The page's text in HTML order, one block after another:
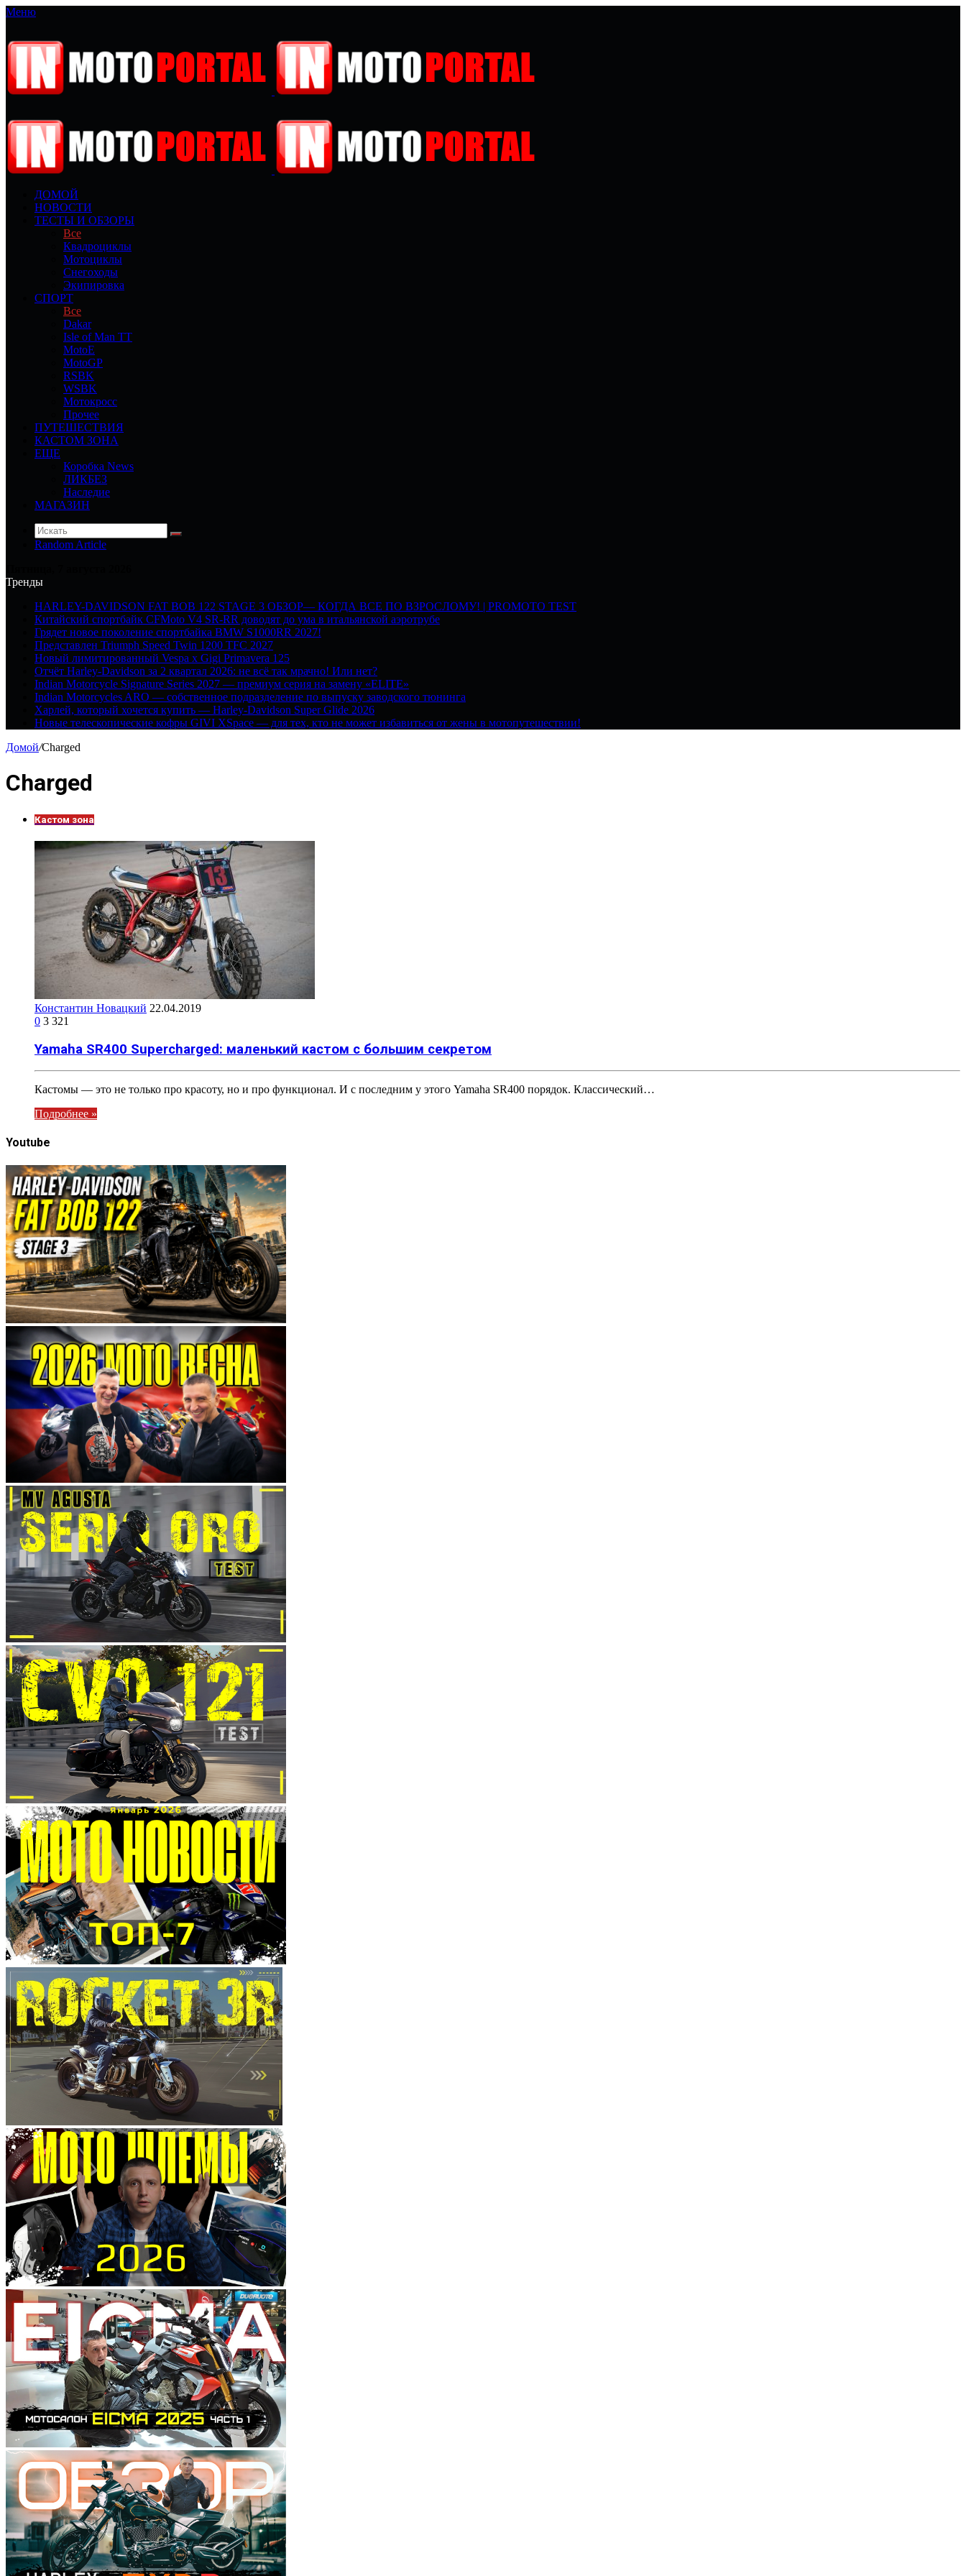
Меню
ДОМОЙ
НОВОСТИ
ТЕСТЫ И ОБЗОРЫ
Все
Квадроциклы
Мотоциклы
Снегоходы
Экипировка
СПОРТ
Все
Dakar
Isle of Man TT
MotoE
MotoGP
RSBK
WSBK
Мотокросс
Прочее
ПУТЕШЕСТВИЯ
КАСТОМ ЗОНА
ЕЩЕ
Коробка News
ЛИКБЕЗ
Наследие
МАГАЗИН
Random Article
Тренды
HARLEY-DAVIDSON FAT BOB 122 STAGE 3 ОБЗОР— КОГДА ВСЕ ПО ВЗРОСЛОМУ! | PROMOTO TEST
Китайский спортбайк CFMoto V4 SR-RR доводят до ума в итальянской аэротрубе
Грядет новое поколение спортбайка BMW S1000RR 2027!
Представлен Triumph Speed Twin 1200 TFC 2027
Новый лимитированный Vespa x Gigi Primavera 125
Отчёт Harley-Davidson за 2 квартал 2026: не всё так мрачно! Или нет?
Indian Motorcycle Signature Series 2027 — премиум серия на замену «ELITE»
Indian Motorcycles ARO — собственное подразделение по выпуску заводского тюнинга
Харлей, который хочется купить — Harley-Davidson Super Glide 2026
Новые телескопические кофры GIVI XSpace — для тех, кто не может избавиться от жены в мотопутешествии!
Домой/Charged
Charged
Кастом зона
Константин Новацкий 22.04.2019
0 3 321
Yamaha SR400 Supercharged: маленький кастом с большим секретом
Кастомы — это не только про красоту, но и про функционал. И с последним у этого Yamaha SR400 порядок. Классический…
Подробнее »
Youtube